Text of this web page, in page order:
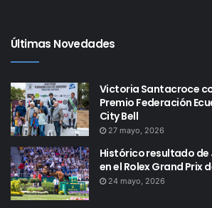
Últimas Novedades
Victoria Santacroce
Premio Federación
City Bell
27 mayo, 2026
Histórico resultado de
en el Rolex Grand Prix
24 mayo, 2026